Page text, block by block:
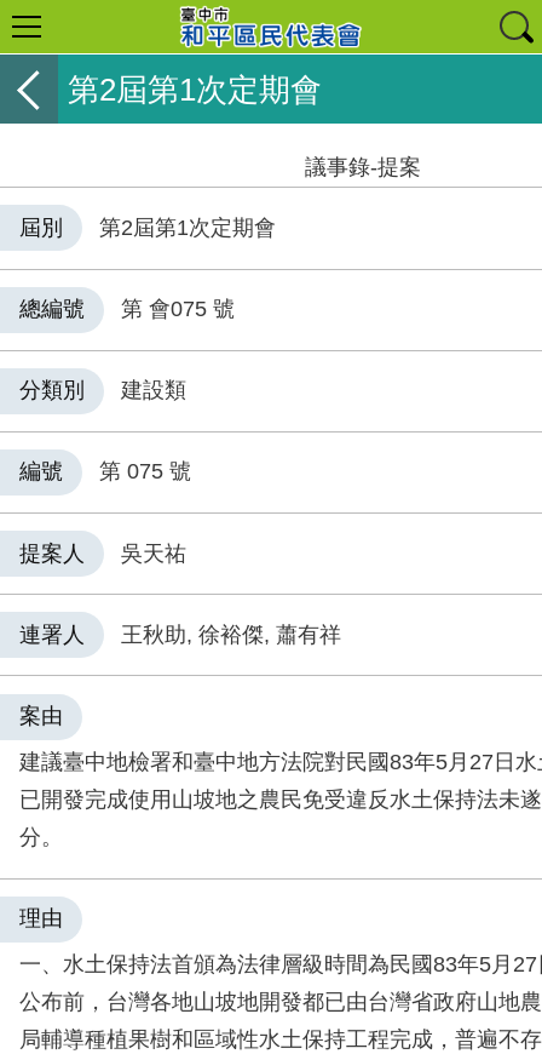
第2屆第1次定期會
議事錄-提案
屆別 第2屆第1次定期會
總編號 第 會075 號
分類別 建設類
編號 第 075 號
提案人 吳天祐
連署人 王秋助, 徐裕傑, 蕭有祥
案由
建議臺中地檢署和臺中地方法院對民國83年5月27日
已開發完成使用山坡地之農民免受違反水土保持法未
分。
理由
一、水土保持法首頒為法律層級時間為民國83年5月
公布前，台灣各地山坡地開發都已由台灣省政府山地
局輔導種植果樹和區域性水土保持工程完成，普遍不